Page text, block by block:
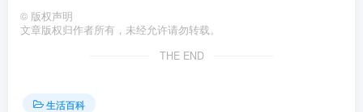
© 版权声明
文章版权归作者所有，未经允许请勿转载。
THE END
生活百科